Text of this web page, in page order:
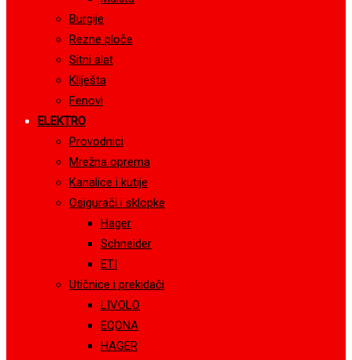
Burgije
Rezne ploče
Sitni alat
Kliješta
Fenovi
ELEKTRO
Provodnici
Mrežna oprema
Kanalice i kutije
Osigurači i sklopke
Hager
Schneider
ETI
Utičnice i prekidači
LIVOLO
EQONA
HAGER